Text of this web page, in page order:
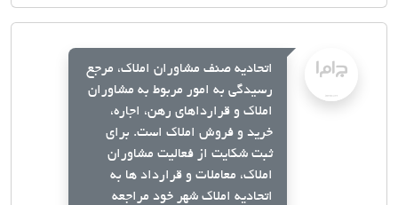
اتحادیه صنف مشاوران املاک، مرجع
رسیدگی به امور مربوط به مشاوران
املاک و قرارداهای رهن، اجاره،
خرید و فروش املاک است. برای
ثبت شکایت از فعالیت مشاوران
املاک، معاملات و قرارداد ها به
اتحادیه املاک شهر خود مراجعه